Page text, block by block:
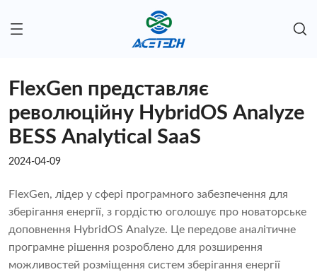
FlexGen представляє
революційну HybridOS Analyze
BESS Analytical SaaS
2024-04-09
FlexGen, лідер у сфері програмного забезпечення для
зберігання енергії, з гордістю оголошує про новаторське
доповнення HybridOS Analyze. Це передове аналітичне
програмне рішення розроблено для розширення
можливостей розміщення систем зберігання енергії